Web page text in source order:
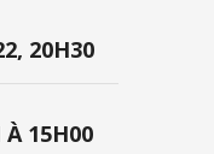
20H30
15H00